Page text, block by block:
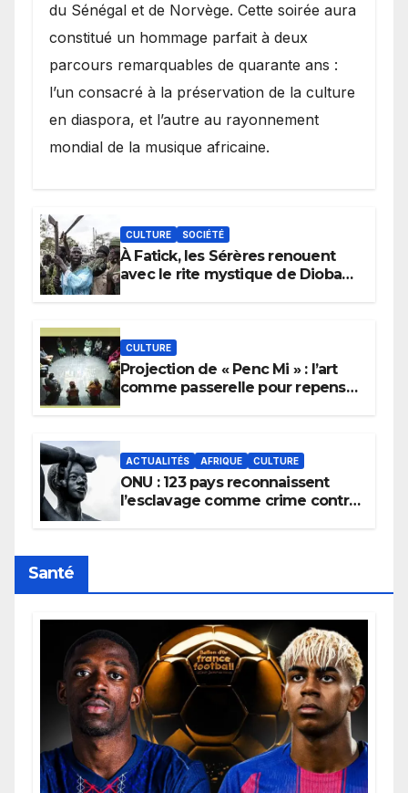
du Sénégal et de Norvège. Cette soirée aura
constitué un hommage parfait à deux
parcours remarquables de quarante ans :
l’un consacré à la préservation de la culture
en diaspora, et l’autre au rayonnement
mondial de la musique africaine.
CULTURE SOCIÉTÉ
À Fatick, les Sérères renouent
avec le rite mystique de Diobaye
CULTURE
Projection de « Penc Mi » : l’art
comme passerelle pour repenser
ACTUALITÉS AFRIQUE CULTURE
ONU : 123 pays reconnaissent
l’esclavage comme crime contre
Santé